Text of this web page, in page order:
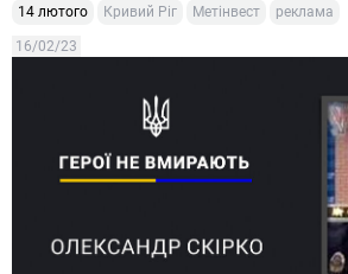
14 лютого Кривий Ріг Метінвест реклама
16/02/23